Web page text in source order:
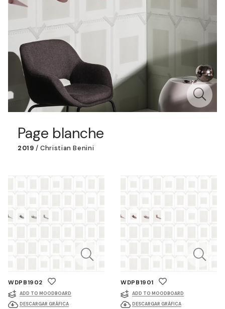
Page blanche
2019 / Christian Benini
WDPB1902
ADD TO MOODBOARD
DESCARGAR GRÁFICA
WDPB1901
ADD TO MOODBOARD
DESCARGAR GRÁFICA